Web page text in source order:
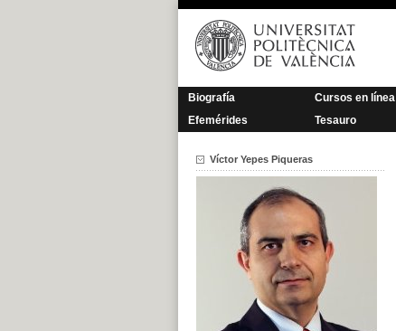
Saltar
contenido
Biografía Cursos en línea
Efemérides
Tesauro
Víctor Yepes Piqueras